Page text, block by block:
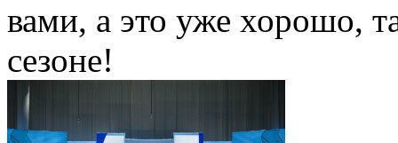
вами, а это уже хорошо,
сезоне!